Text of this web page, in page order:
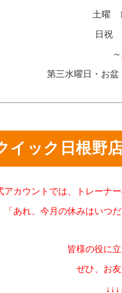
土曜
日祝
第三水曜日・お盆
イック日根
アカウントでは、トレーナ
「あれ、今月の休みはいつ
皆様の役に
ぜひ、お